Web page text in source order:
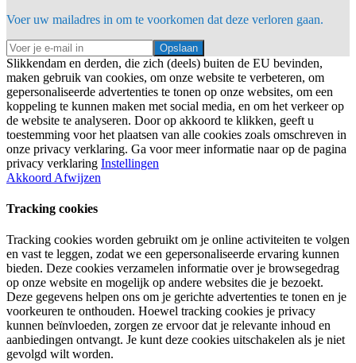
Voer uw mailadres in om te voorkomen dat deze verloren gaan.
Opslaan
Slikkendam en derden, die zich (deels) buiten de EU bevinden,
maken gebruik van cookies, om onze website te verbeteren, om
gepersonaliseerde advertenties te tonen op onze websites, om een
koppeling te kunnen maken met social media, en om het verkeer op
de website te analyseren. Door op akkoord te klikken, geeft u
toestemming voor het plaatsen van alle cookies zoals omschreven in
onze privacy verklaring. Ga voor meer informatie naar op de pagina
privacy verklaring Instellingen
Akkoord Afwijzen
Tracking cookies
Tracking cookies worden gebruikt om je online activiteiten te volgen
en vast te leggen, zodat we een gepersonaliseerde ervaring kunnen
bieden. Deze cookies verzamelen informatie over je browsegedrag
op onze website en mogelijk op andere websites die je bezoekt.
Deze gegevens helpen ons om je gerichte advertenties te tonen en je
voorkeuren te onthouden. Hoewel tracking cookies je privacy
kunnen beïnvloeden, zorgen ze ervoor dat je relevante inhoud en
aanbiedingen ontvangt. Je kunt deze cookies uitschakelen als je niet
gevolgd wilt worden.